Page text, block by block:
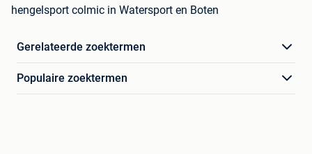
hengelsport colmic in Watersport en Boten
Gerelateerde zoektermen
Populaire zoektermen